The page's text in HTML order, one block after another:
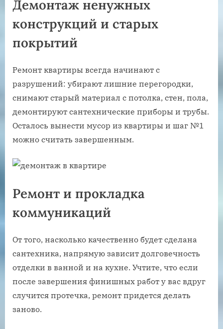
Демонтаж ненужных
конструкций и старых
покрытий
Ремонт квартиры всегда начинают с
разрушений: убирают лишние перегородки,
снимают старый материал с потолка, стен, пола,
демонтируют сантехнические приборы и трубы.
Осталось вынести мусор из квартиры и шаг №1
можно считать завершенным.
Ремонт и прокладка
коммуникаций
От того, насколько качественно будет сделана
сантехника, напрямую зависит долговечность
отделки в ванной и на кухне. Учтите, что если
после завершения финишных работ у вас вдруг
случится протечка, ремонт придется делать
заново.